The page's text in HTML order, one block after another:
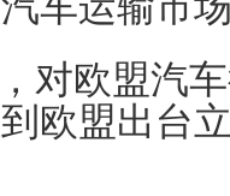
对欧盟汽
欧盟出台